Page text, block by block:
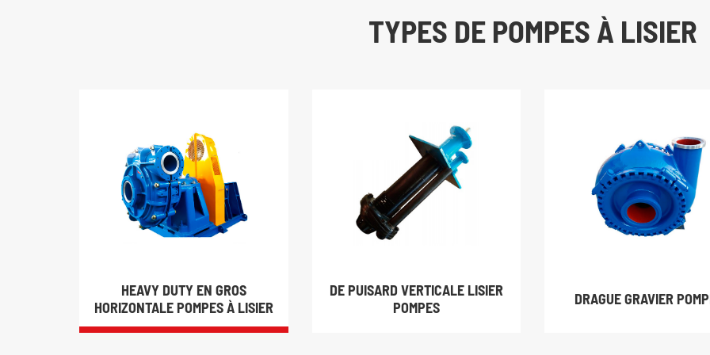
TYPES DE POMPES À LISIER
HEAVY DUTY EN GROS
HORIZONTALE POMPES À LISIER
DE PUISARD VERTICALE LISIER
POMPES
DRAGUE GRAVIER